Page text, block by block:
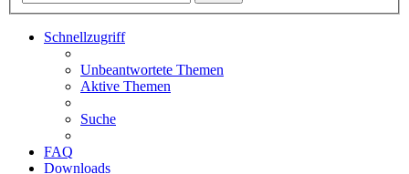
Schnellzugriff
Unbeantwortete Themen
Aktive Themen
Suche
FAQ
Downloads